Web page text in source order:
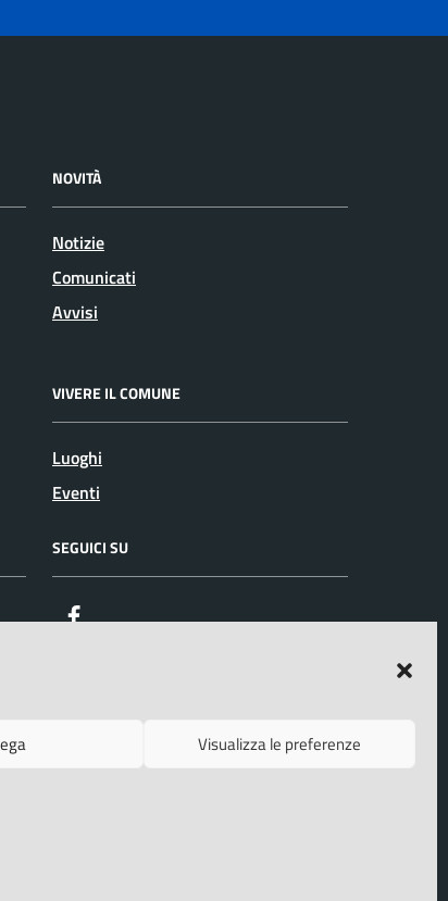
Visualizza le preferenze
NOVITÀ
Notizie
Comunicati
Avvisi
VIVERE IL COMUNE
Luoghi
Eventi
SEGUICI SU